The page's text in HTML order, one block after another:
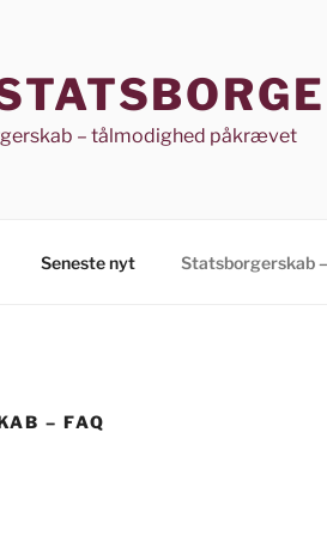
– tålmodighed påkrævet
Seneste nyt Statsborgerskab
– FAQ